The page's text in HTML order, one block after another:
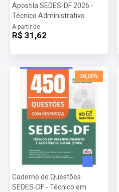
Apostila SEDES-DF 2026 -
Técnico Administrativo
A partir de
R$ 31,62
30,00%
Caderno de Questões
SEDES-DF - Técnico em